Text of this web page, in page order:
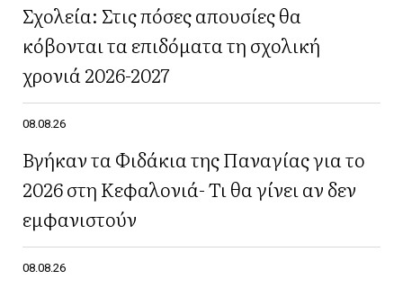
Σχολεία: Στις πόσες απουσίες θα
κόβονται τα επιδόματα τη σχολική
χρονιά 2026-2027
08.08.26
Βγήκαν τα Φιδάκια της Παναγίας για το
2026 στη Κεφαλονιά- Τι θα γίνει αν δεν
εμφανιστούν
08.08.26